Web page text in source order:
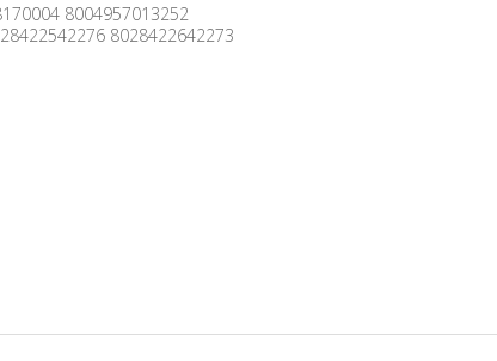
8004957013252
8028422642273